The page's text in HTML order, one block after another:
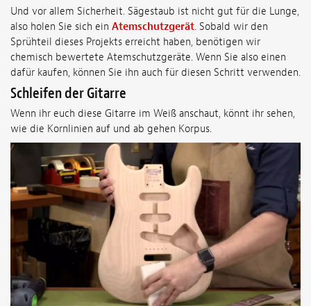
Und vor allem Sicherheit. Sägestaub ist nicht gut für die Lunge,
also holen Sie sich ein Atemschutzgerät. Sobald wir den
Sprühteil dieses Projekts erreicht haben, benötigen wir
chemisch bewertete Atemschutzgeräte. Wenn Sie also einen
dafür kaufen, können Sie ihn auch für diesen Schritt verwenden.
Schleifen der Gitarre
Wenn ihr euch diese Gitarre im Weiß anschaut, könnt ihr sehen,
wie die Kornlinien auf und ab gehen Korpus.